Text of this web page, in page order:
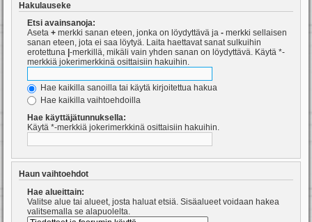
Hakulauseke
Etsi avainsanoja:
Aseta + merkki sanan eteen, jonka on löydyttävä ja - merkki sellaisen
sanan eteen, jota ei saa löytyä. Laita haettavat sanat sulkuihin
erotettuna -merkillä, mikäli vain yhden sanan on löydyttävä. Käytä *-
merkkiä jokerimerkkinä osittaisiin hakuihin.
Hae kaikilla sanoilla tai käytä kirjoitettua hakua
Hae kaikilla vaihtoehdoilla
Hae käyttäjätunnuksella:
Käytä *-merkkiä jokerimerkkinä osittaisiin hakuihin.
Haun vaihtoehdot
Hae alueittain:
Valitse alue tai alueet, josta haluat etsiä. Sisäalueet voidaan hakea
valitsemalla se alapuolelta.